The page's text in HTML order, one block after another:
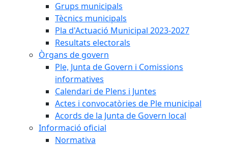
Grups municipals
Tècnics municipals
Pla d'Actuació Municipal 2023-2027
Resultats electorals
Òrgans de govern
Ple, Junta de Govern i Comissions
informatives
Calendari de Plens i Juntes
Actes i convocatòries de Ple municipal
Acords de la Junta de Govern local
Informació oficial
Normativa